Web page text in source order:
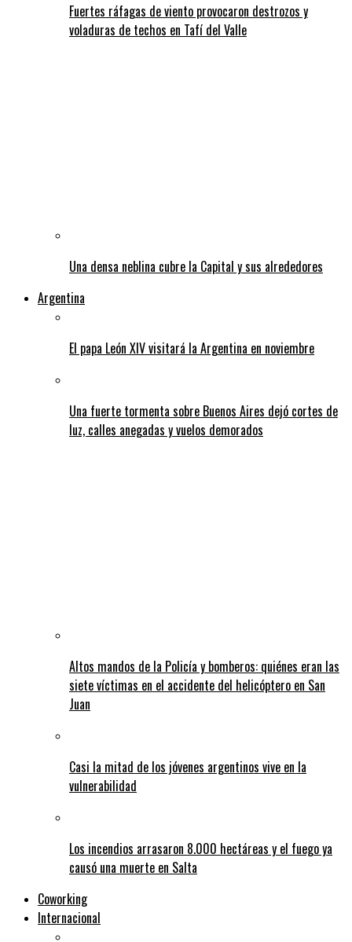
Fuertes ráfagas de viento provocaron destrozos y
voladuras de techos en Tafí del Valle
Una densa neblina cubre la Capital y sus alrededores
Argentina
El papa León XIV visitará la Argentina en noviembre
Una fuerte tormenta sobre Buenos Aires dejó cortes de
luz, calles anegadas y vuelos demorados
Altos mandos de la Policía y bomberos: quiénes eran las
siete víctimas en el accidente del helicóptero en San
Juan
Casi la mitad de los jóvenes argentinos vive en la
vulnerabilidad
Los incendios arrasaron 8.000 hectáreas y el fuego ya
causó una muerte en Salta
Coworking
Internacional